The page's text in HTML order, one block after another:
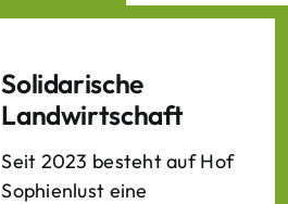
Solidarische
Landwirtschaft
Seit 2023 besteht auf Hof
Sophienlust eine